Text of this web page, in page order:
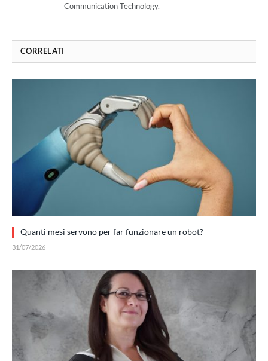
Communication Technology.
CORRELATI
Quanti mesi servono per far funzionare un robot?
31/07/2026